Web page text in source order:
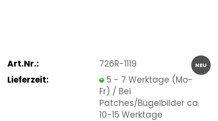
NEU
Art.Nr.:
726R-1119
Lieferzeit:
5 - 7 Werktage (Mo-
Fr) / Bei
Patches/Bügelbilder ca.
10-15 Werktage